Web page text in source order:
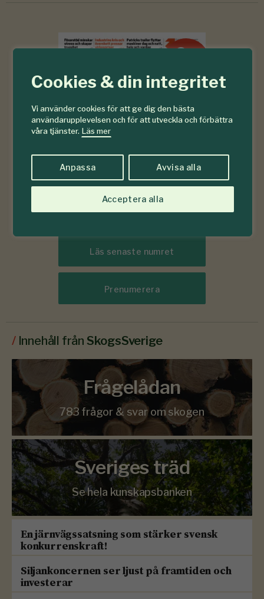
Cookies & din integritet
Vi använder cookies för att ge dig den bästa
användarupplevelsen och för att utveckla och förbättra
våra tjänster. Läs mer
Anpassa Avvisa alla
Acceptera alla
6-7
Läs senaste numret
Prenumerera
/ Innehåll från SkogsSverige
Frågelådan
783 frågor & svar om skogen
Sveriges träd
Se hela kunskapsbanken
En järnvägssatsning som stärker svensk
konkurrenskraft!
Siljankoncernen ser ljust på framtiden och
investerar